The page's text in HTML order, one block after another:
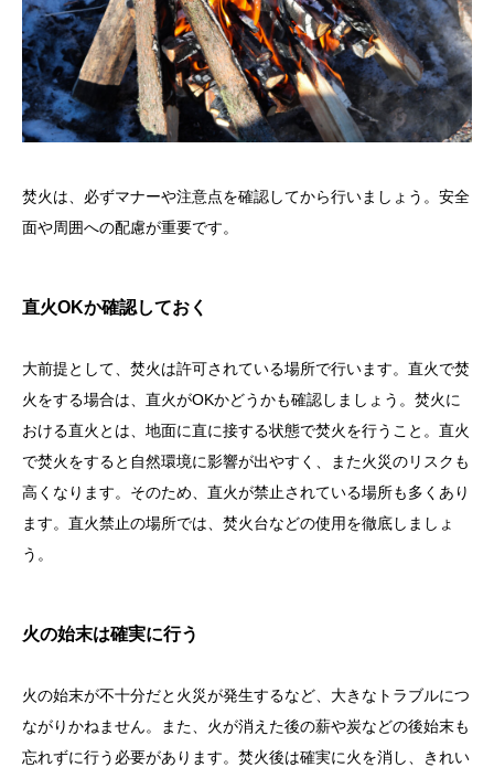
焚火は、必ずマナーや注意点を確認してから行いましょう。安全
面や周囲への配慮が重要です。
直火OKか確認しておく
大前提として、焚火は許可されている場所で行います。直火で焚
火をする場合は、直火がOKかどうかも確認しましょう。焚火に
おける直火とは、地面に直に接する状態で焚火を行うこと。直火
で焚火をすると自然環境に影響が出やすく、また火災のリスクも
高くなります。そのため、直火が禁止されている場所も多くあり
ます。直火禁止の場所では、焚火台などの使用を徹底しましょ
う。
火の始末は確実に行う
火の始末が不十分だと火災が発生するなど、大きなトラブルにつ
ながりかねません。また、火が消えた後の薪や炭などの後始末も
忘れずに行う必要があります。焚火後は確実に火を消し、きれい